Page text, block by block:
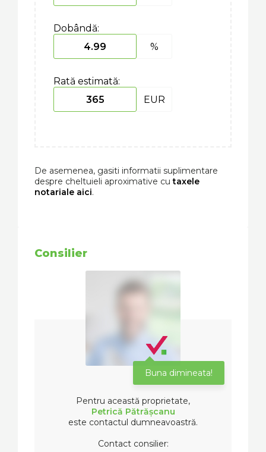
Dobândă:
%
Rată estimată:
EUR
De asemenea, gasiti informatii suplimentare
despre cheltuieli aproximative cutaxele
notariale aici.
Consilier
Buna dimineata!
Pentru această proprietate,
Petrică Pătrășcanu
este contactul dumneavoastră.
Contact consilier: